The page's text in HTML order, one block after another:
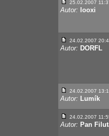
25.02.2007
Autor: looxi
24.02.2007
Autor: DORFL
24.02.2007
Autor: Lumík
24.02.2007
Autor: Pan